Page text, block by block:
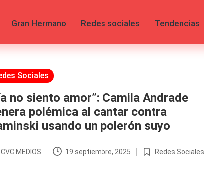
Gran Hermano Redes sociales Tendencias
Sociales
no siento amor”: Camila Andrade
polémica al cantar contra
usando un polerón suyo
CVC MEDIOS 19 septiembre, 2025
Publicada
Redes Sociales